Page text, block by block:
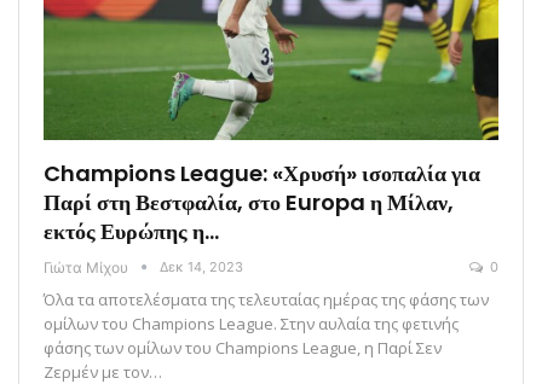
Champions League: «Χρυσή» ισοπαλία για
Παρί στη Βεστφαλία, στο Europa η Μίλαν,
εκτός Ευρώπης η…
Γιώτα Μίχου Δεκ 14, 2023 0
Όλα τα αποτελέσματα της τελευταίας ημέρας της φάσης των
ομίλων του Champions League. Στην αυλαία της φετινής
φάσης των ομίλων του Champions League, η Παρί Σεν
Ζερμέν με τον…